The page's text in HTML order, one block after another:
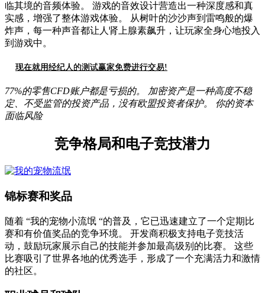
临其境的音频体验。 游戏的音效设计营造出一种深度感和真
实感，增强了整体游戏体验。 从树叶的沙沙声到雷鸣般的爆
炸声，每一种声音都让人肾上腺素飙升，让玩家全身心地投入
到游戏中。
现在就用经纪人的测试赢家免费进行交易!
77%的零售CFD账户都是亏损的。 加密资产是一种高度不稳
定、不受监管的投资产品，没有欧盟投资者保护。 你的资本
面临风险
竞争格局和电子竞技潜力
锦标赛和奖品
随着 “我的宠物小流氓 “的普及，它已迅速建立了一个定期比
赛和有价值奖品的竞争环境。 开发商积极支持电子竞技活
动，鼓励玩家展示自己的技能并参加最高级别的比赛。 这些
比赛吸引了世界各地的优秀选手，形成了一个充满活力和激情
的社区。